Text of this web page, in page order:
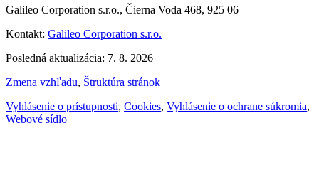
Galileo Corporation s.r.o., Čierna Voda 468, 925 06
Kontakt: Galileo Corporation s.r.o.
Posledná aktualizácia: 7. 8. 2026
Zmena vzhľadu, Štruktúra stránok
Vyhlásenie o prístupnosti, Cookies, Vyhlásenie o ochrane súkromia,
Webové sídlo